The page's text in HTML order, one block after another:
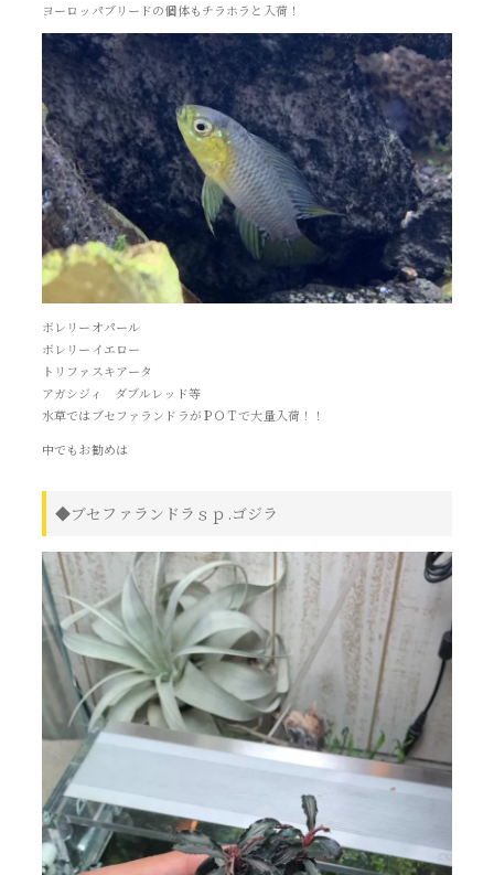
ヨーロッパブリードの個体もチラホラと入荷！
ボレリーオパール
ボレリーイエロー
トリファスキアータ
アガシジィ ダブルレッド等
水草ではブセファランドラがＰＯＴで大量入荷！！
中でもお勧めは
◆ブセファランドラｓｐ.ゴジラ